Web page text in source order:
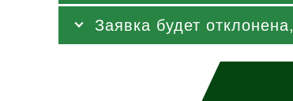
Заявка будет